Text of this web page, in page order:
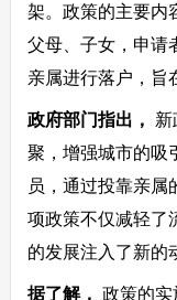
架。政策的主要内
父母、子女，申请
亲属进行落户，旨
政府部门指出，
新
聚，增强城市的吸
员，通过投靠亲属
项政策不仅减轻了
的发展注入了新的
据了解， 政策的实